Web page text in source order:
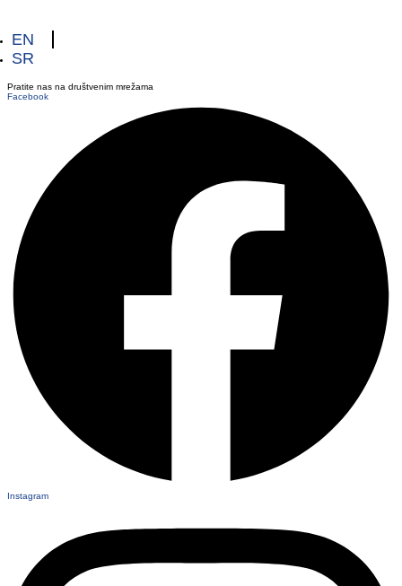
EN
SR
Pratite nas na društvenim mrežama
Facebook
Instagram